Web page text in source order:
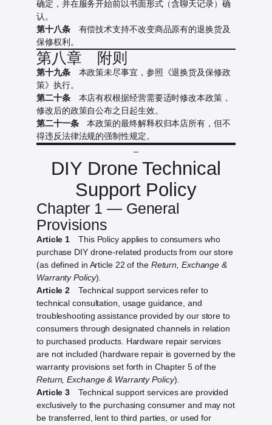
确定，并在服务开始前以书面形式（含聊天记录）确
认。
第十八条有偿技术支持不改变商品原有的退换货及
保修权利。
第八章 附则
第十九条本政策未尽事宜，参照《退换货及保修政
策》执行。
第二十条本店有权根据经营需要适时修改本政策，
修改后的政策自公布之日起生效。
第二十一条本政策的最终解释权归本店所有，但不
得违反法律法规的强制性规定。
–
DIY Drone Technical
Support Policy
Chapter 1 — General
Provisions
Article 1 This Policy applies to consumers who
purchase DIY drone-related products from our store
(as defined in Article 22 of the Return, Exchange &
Warranty Policy).
Article 2 Technical support services refer to
technical consultation, usage guidance, and
troubleshooting assistance provided by our store to
consumers through designated channels in relation
to purchased products. Hardware repair services
are not included (hardware repair is governed by the
warranty provisions set forth in Chapter 5 of the
Return, Exchange & Warranty Policy).
Article 3 Technical support services are provided
exclusively to the purchasing consumer and may not
be transferred, lent to third parties, or used for